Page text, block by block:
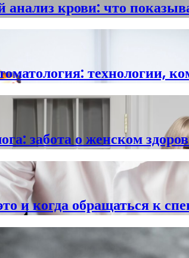
крови: что
технологии,
забота о женском
и когда обращаться к